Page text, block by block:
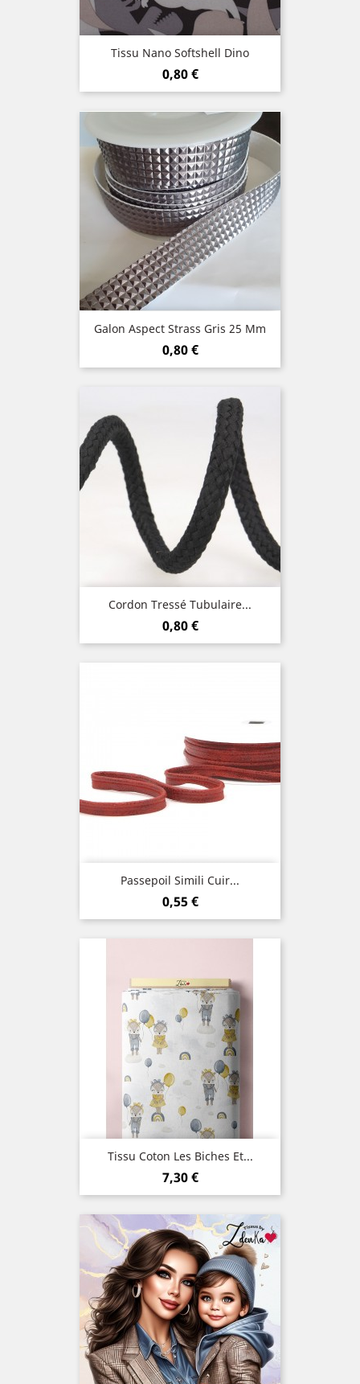
Tissu Nano Softshell Dino
Prix
0,80 €
Galon Aspect Strass Gris 25 Mm
Prix
0,80 €
Cordon Tressé Tubulaire...
Prix
0,80 €
Passepoil Simili Cuir...
Prix
0,55 €
Tissu Coton Les Biches Et...
Prix
7,30 €